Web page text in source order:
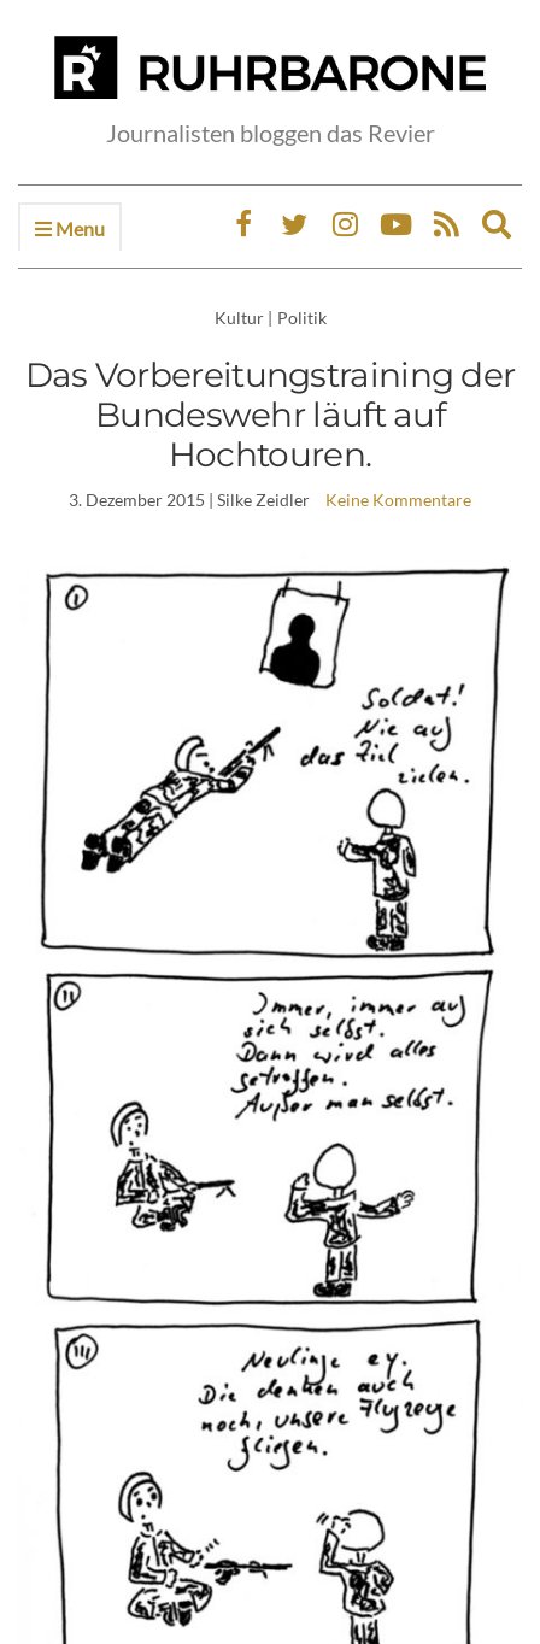
Journalisten bloggen das Revier
Menu
Kultur | Politik
Das Vorbereitungstraining der
Bundeswehr läuft auf
Hochtouren.
3. Dezember 2015 | Silke Zeidler Keine Kommentare